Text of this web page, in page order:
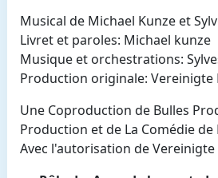
Musical de Michael Kunze et
Livret et paroles: Michael kunze
Musique et orchestrations:
Production originale: Vereinigte
Une Coproduction de Bulles
Production et de La Comédie de
Avec l'autorisation de Vereinigte